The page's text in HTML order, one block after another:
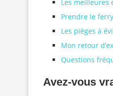
Les meilleures
Prendre le
Les pièges à
Mon retour
Questions
Avez-vous